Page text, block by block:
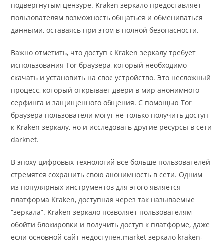
подвергнутым цензуре. Kraken зеркало предоставляет
пользователям возможность общаться и обмениваться
данными, оставаясь при этом в полной безопасности.
Важно отметить, что доступ к Kraken зеркалу требует
использования Tor браузера, который необходимо
скачать и установить на свое устройство. Это несложный
процесс, который открывает двери в мир анонимного
серфинга и защищенного общения. С помощью Tor
браузера пользователи могут не только получить доступ
к Kraken зеркалу, но и исследовать другие ресурсы в сети
darknet.
В эпоху цифровых технологий все больше пользователей
стремятся сохранить свою анонимность в сети. Одним
из популярных инструментов для этого является
платформа Kraken, доступная через так называемые
“зеркала”. Kraken зеркало позволяет пользователям
обойти блокировки и получить доступ к платформе, даже
если основной сайт недоступен.market зеркало kraken-